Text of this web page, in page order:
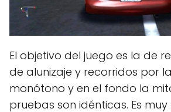
El objetivo del juego es la de
de alunizaje y recorridos por
monótono y en el fondo la
pruebas son idénticas. Es